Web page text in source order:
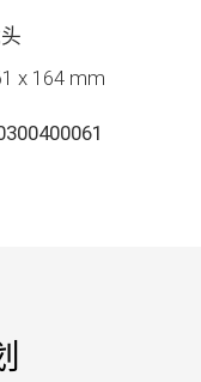
x 164 mm